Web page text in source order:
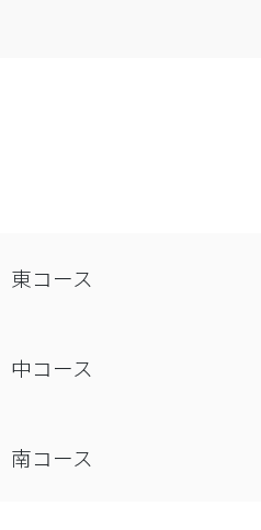
東コース
中コース
南コース